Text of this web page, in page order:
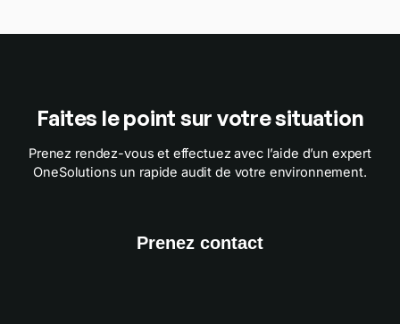
Faites le point sur votre situation
Prenez rendez-vous et effectuez avec l’aide d’un expert
OneSolutions un rapide audit de votre environnement.
Prenez contact